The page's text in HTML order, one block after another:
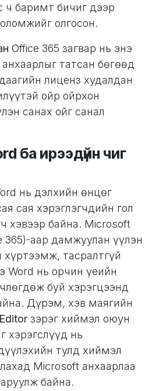
ч баримт бичиг дээр
олгосон.
Office 365 загвар нь энэ
татсан бөгөөд
лиценз худалдан
ойр ойрхон
санах ойг санал
ба ирээдүйн чиг
нь дэлхийн өнцөг
сая хэрэглэгчдийн гол
хэвээр байна. Microsoft
365)-аар дамжуулан үүлэн
хүртээмж, тасралтгүй
Word нь орчин үеийн
буй хэрэгцээнд
Дүрэм, хэв маягийн
Editor зэрэг хиймэл оюун
хэрэгслүүд нь
тулд хиймэл
Microsoft анхаарлаа
байна.